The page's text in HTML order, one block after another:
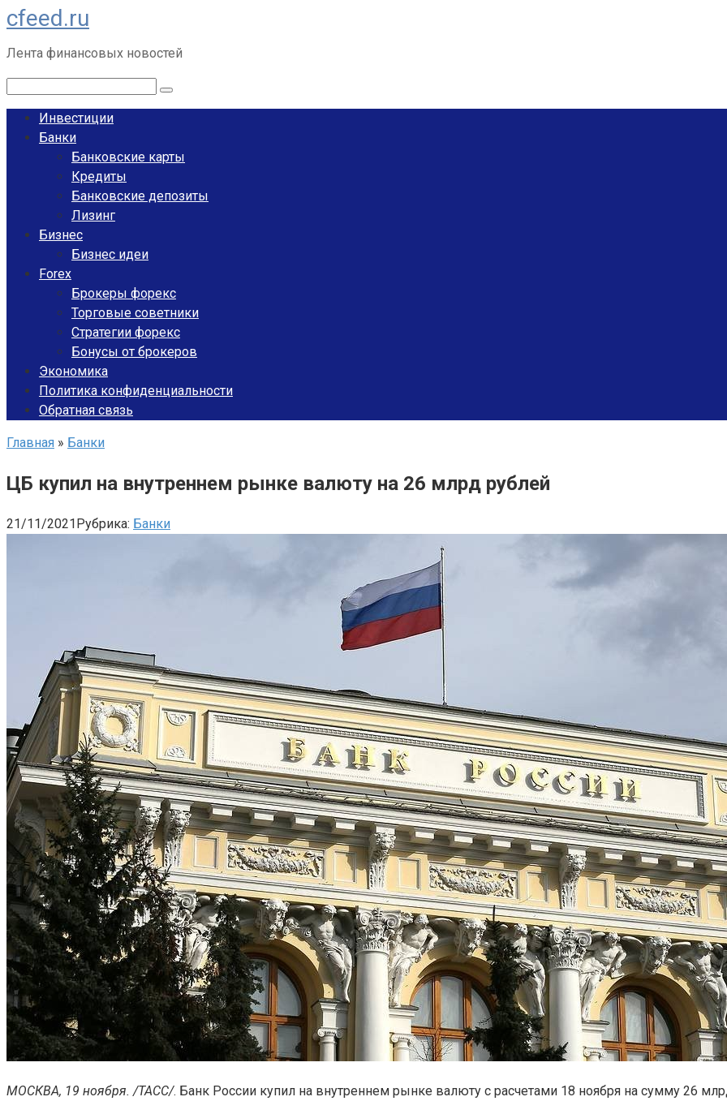
Перейти
к
контенту
cfeed.ru
Лента финансовых новостей
Инвестиции
Банки
Банковские карты
Кредиты
Банковские депозиты
Лизинг
Бизнес
Бизнес идеи
Forex
Брокеры форекс
Торговые советники
Стратегии форекс
Бонусы от брокеров
Экономика
Политика конфиденциальности
Обратная связь
Главная » Банки
ЦБ купил на внутреннем рынке валюту на 26 млрд рублей
21/11/2021Рубрика: Банки
МОСКВА, 19 ноября. /ТАСС/. Банк России купил на внутреннем рынке валюту с расчетами 18 ноября на сумму 26